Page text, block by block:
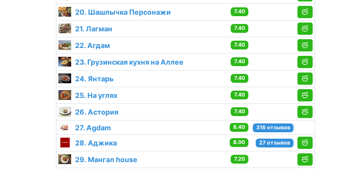
20. Шашлычка Персонажи 7.40
21. Лагман 7.40
22. Агдам 7.40
23. Грузинская кухня на Аллее 7.40
24. Янтарь 7.40
25. На углях 7.40
26. Астория 7.40
27. Agdam 8.40 316 отзывов
28. Аджика 8.00 27 отзывов
29. Мангал house 7.20